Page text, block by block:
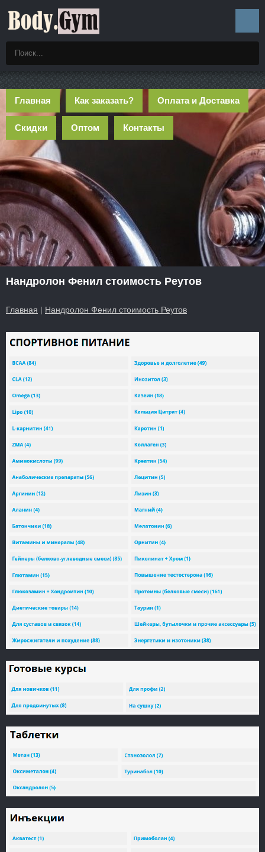
Главная Как заказать? Оплата и Доставка
Скидки Оптом Контакты
Нандролон Фенил стоимость Реутов
Главная | Нандролон Фенил стоимость Реутов